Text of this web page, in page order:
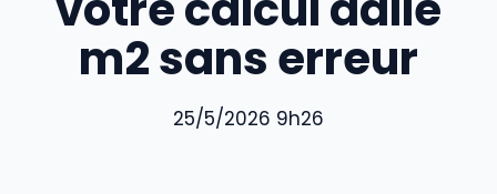
m2 sans erreur
25/5/2026 9h26